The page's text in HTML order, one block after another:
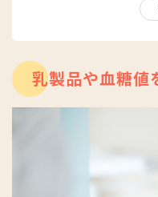
聞社グループの日経BP社
イオテク」「日経ビジネ
ポータルサイト最大手の
信。
YouTube： https://
乳製品や血糖値